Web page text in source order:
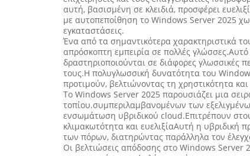
αυτή, βασισμένη σε κλειδιά, προσφέρει
με αυτοπεποίθηση το Windows Server 2025
εγκαταστάσεις.
Ένα από τα σημαντικότερα χαρακτηριστικά
απρόσκοπτη εμπειρία σε πολλές
δραστηριοποιούνται σε διάφορες γλωσσικές
τους.Η πολυγλωσσική δυνατότητα του
προτιμούν, βελτιώνοντας τη χρηστικότητα
Το Windows Server 2025 παρουσιάζει μια
τοπίου.συμπεριλαμβανομένων των
ενσωμάτωση υβριδικού cloud.Επιτρέπουν
κλιμακωτότητα και ευελιξίαΑυτή η υβριδική
των πόρων, διατηρώντας παράλληλα τον
Οι βελτιώσεις απόδοσης στο Windows Server